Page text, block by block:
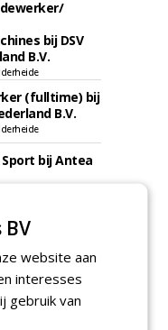
bij DSV
B.V.
(fulltime) bij
B.V.
bij Antea
techniek &
a/d IJssel, Maastricht
Voorman
BV
website aan
interesses
gebruik van